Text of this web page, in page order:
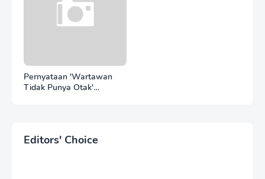
Pernyataan 'Wartawan
Tidak Punya Otak'
Editors' Choice